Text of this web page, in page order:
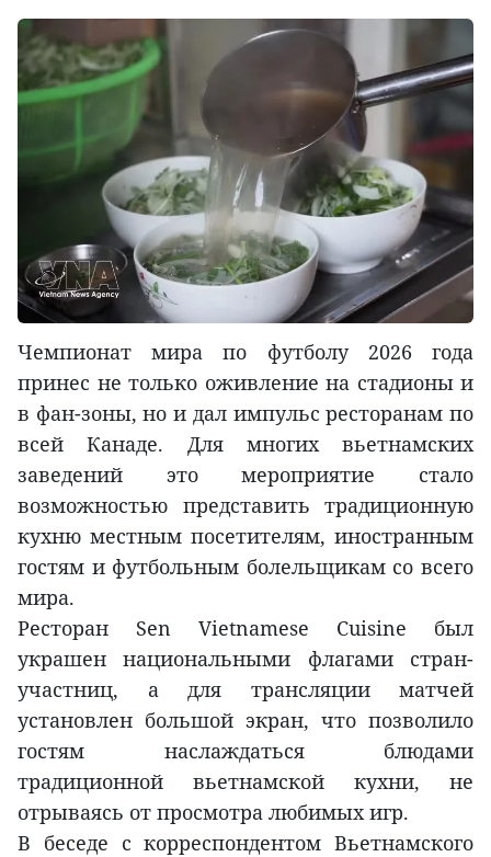
Чемпионат мира по футболу 2026 года
принес не только оживление на стадионы и
в фан-зоны, но и дал импульс ресторанам по
всей Канаде. Для многих вьетнамских
заведений это мероприятие стало
возможностью представить традиционную
кухню местным посетителям, иностранным
гостям и футбольным болельщикам со всего
мира.
Ресторан Sen Vietnamese Cuisine был
украшен национальными флагами стран-
участниц, а для трансляции матчей
установлен большой экран, что позволило
гостям наслаждаться блюдами
традиционной вьетнамской кухни, не
отрываясь от просмотра любимых игр.
В беседе с корреспондентом Вьетнамского